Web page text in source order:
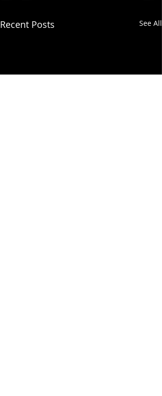
Recent Posts See All